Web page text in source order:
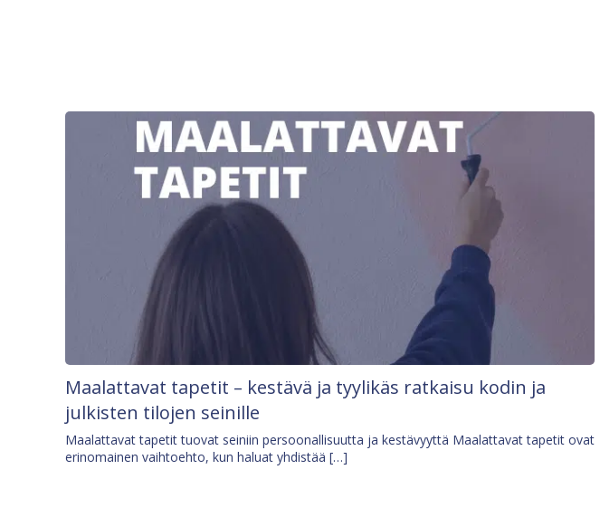
Maalattavat tapetit – kestävä ja tyylikäs ratkaisu kodin ja
julkisten tilojen seinille
Maalattavat tapetit tuovat seiniin persoonallisuutta ja kestävyyttä Maalattavat tapetit ovat
erinomainen vaihtoehto, kun haluat yhdistää […]